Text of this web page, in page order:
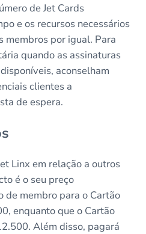
de Jet Cards
e os recursos necessários
membros por igual. Para
quando as assinaturas
aconselham
clientes a
de espera.
Linx em relação a outros
é o seu preço
de membro para o Cartão
enquanto que o Cartão
Além disso, pagará